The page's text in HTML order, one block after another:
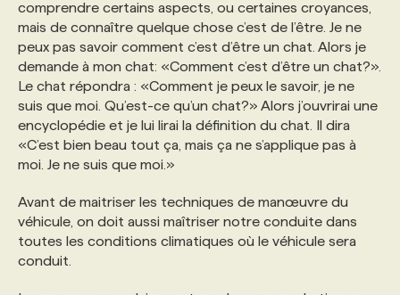
comprendre certains aspects, ou certaines croyances,
mais de connaître quelque chose c’est de l’être. Je ne
peux pas savoir comment c’est d’être un chat. Alors je
demande à mon chat: «Comment c’est d’être un chat?».
Le chat répondra : «Comment je peux le savoir, je ne
suis que moi. Qu’est-ce qu’un chat?» Alors j’ouvrirai une
encyclopédie et je lui lirai la définition du chat. Il dira
«C’est bien beau tout ça, mais ça ne s’applique pas à
moi. Je ne suis que moi.»
Avant de maitriser les techniques de manœuvre du
véhicule, on doit aussi maîtriser notre conduite dans
toutes les conditions climatiques où le véhicule sera
conduit.